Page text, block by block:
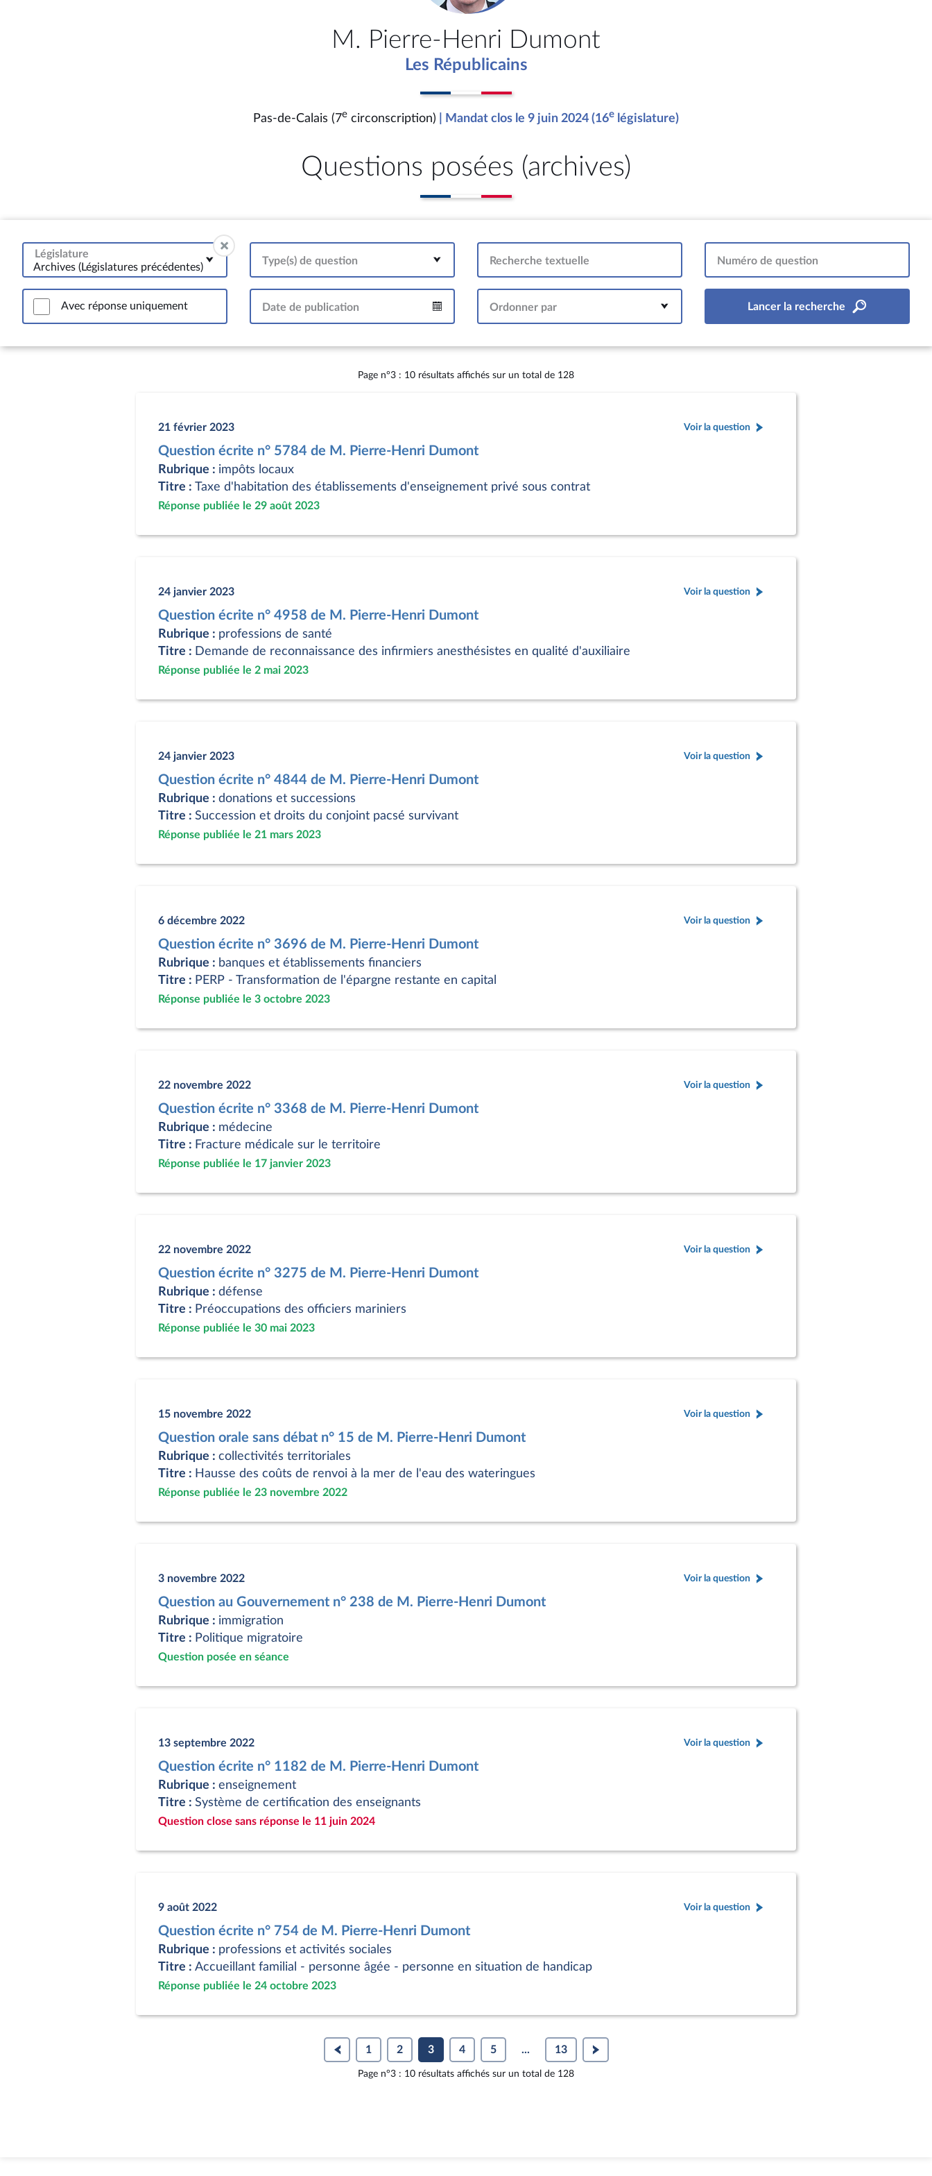
M. Pierre-Henri Dumont
Les Républicains
Pas-de-Calais (7e circonscription) | Mandat clos le 9 juin 2024 (16e législature)
Questions posées (archives)
Législature
Archives (Législatures précédentes)
Type(s) de question Recherche textuelle Numéro de question
Avec réponse uniquement Date de publication Ordonner par Lancer la recherche
Page n°3 : 10 résultats affichés sur un total de 128
21 février 2023 Voir la question
Question écrite n° 5784 de M. Pierre-Henri Dumont
Rubrique : impôts locaux
Titre : Taxe d'habitation des établissements d'enseignement privé sous contrat
Réponse publiée le 29 août 2023
24 janvier 2023 Voir la question
Question écrite n° 4958 de M. Pierre-Henri Dumont
Rubrique : professions de santé
Titre : Demande de reconnaissance des infirmiers anesthésistes en qualité d'auxiliaire
Réponse publiée le 2 mai 2023
24 janvier 2023 Voir la question
Question écrite n° 4844 de M. Pierre-Henri Dumont
Rubrique : donations et successions
Titre : Succession et droits du conjoint pacsé survivant
Réponse publiée le 21 mars 2023
6 décembre 2022 Voir la question
Question écrite n° 3696 de M. Pierre-Henri Dumont
Rubrique : banques et établissements financiers
Titre : PERP - Transformation de l'épargne restante en capital
Réponse publiée le 3 octobre 2023
22 novembre 2022 Voir la question
Question écrite n° 3368 de M. Pierre-Henri Dumont
Rubrique : médecine
Titre : Fracture médicale sur le territoire
Réponse publiée le 17 janvier 2023
22 novembre 2022 Voir la question
Question écrite n° 3275 de M. Pierre-Henri Dumont
Rubrique : défense
Titre : Préoccupations des officiers mariniers
Réponse publiée le 30 mai 2023
15 novembre 2022 Voir la question
Question orale sans débat n° 15 de M. Pierre-Henri Dumont
Rubrique : collectivités territoriales
Titre : Hausse des coûts de renvoi à la mer de l'eau des wateringues
Réponse publiée le 23 novembre 2022
3 novembre 2022 Voir la question
Question au Gouvernement n° 238 de M. Pierre-Henri Dumont
Rubrique : immigration
Titre : Politique migratoire
Question posée en séance
13 septembre 2022 Voir la question
Question écrite n° 1182 de M. Pierre-Henri Dumont
Rubrique : enseignement
Titre : Système de certification des enseignants
Question close sans réponse le 11 juin 2024
9 août 2022 Voir la question
Question écrite n° 754 de M. Pierre-Henri Dumont
Rubrique : professions et activités sociales
Titre : Accueillant familial - personne âgée - personne en situation de handicap
Réponse publiée le 24 octobre 2023
1 2 3 4 5 ... 13
Page n°3 : 10 résultats affichés sur un total de 128